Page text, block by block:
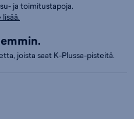
ja toimitustapoja.
lisää.
joista saat K-Plussa-pisteitä.